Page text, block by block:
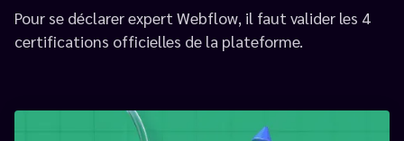
Pour se déclarer expert Webflow, il faut valider les 4
certifications officielles de la plateforme.